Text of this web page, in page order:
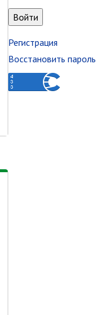
и
Регистрация
Восстановить пароль